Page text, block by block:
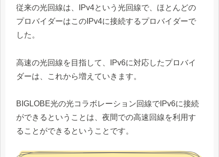
従来の光回線は、IPv4という光回線で、ほとんどの
プロバイダーはこのIPv4に接続するプロバイダーで
した。
高速の光回線を目指して、IPv6に対応したプロバイ
ダーは、これから増えていきます。
BIGLOBE光の光コラボレーション回線でIPv6に接続
ができるということは、夜間での高速回線を利用す
ることができるということです。